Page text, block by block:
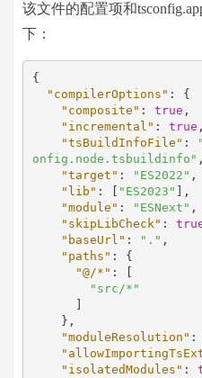
该文件的配置项和
下：
{
"compilerOptions" :
{
"composite" : true ,
"incremental" : true ,
"tsBuildInfoFile" :
onfig.node.tsbuildinfo" ,
"target" : "ES2022" ,
"lib" : "ES2023"
,
"module" : "ESNext" ,
"skipLibCheck" :
"baseUrl" : "." ,
"paths" :
{
"@/*" :
"src/*"
} ,
"moduleResolution" :
"isolatedModules" :